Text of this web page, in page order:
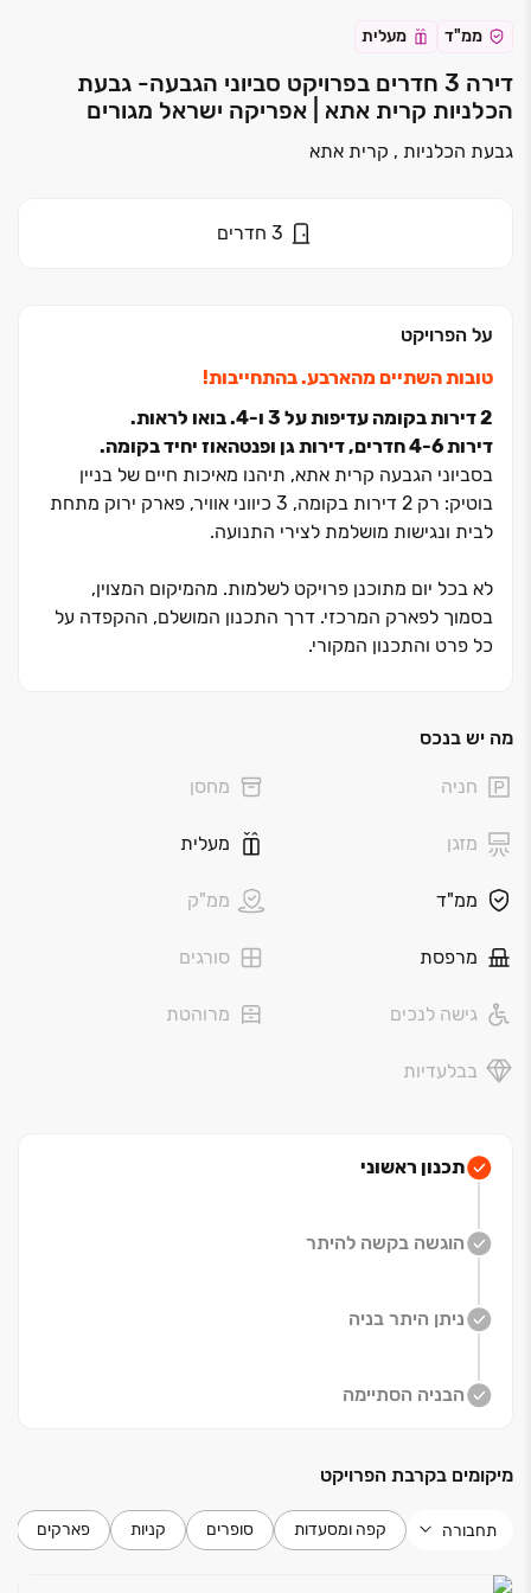
ממ"ד מעלית
דירה 3 חדרים בפרויקט סביוני הגבעה- גבעת
הכלניות קרית אתא | אפריקה ישראל מגורים
גבעת הכלניות , קרית אתא
3 חדרים
על הפרויקט
טובות השתיים מהארבע. בהתחייבות!
2 דירות בקומה עדיפות על ‏3 ו‏-4. בואו לראות.
דירות ‏4-6 חדרים, דירות גן ופנטהאוז יחיד בקומה.
בסביוני הגבעה קרית אתא, תיהנו מאיכות חיים של בניין
בוטיק: רק ‏2 דירות בקומה, ‏3 כיווני אוויר, פארק ירוק מתחת
לבית ונגישות מושלמת לצירי התנועה.
לא בכל יום מתוכנן פרויקט לשלמות. מהמיקום המצוין,
בסמוך לפארק המרכזי. דרך התכנון המושלם, ההקפדה על
כל פרט והתכנון המקורי.
הקריות -סביוני הגבעה בגבעת הכלניות, מבית אפריקה
סביבת מגורים שתוכננה במיוחד למשפחות שמחפשות איכות
שבילים מוצלים, מדשאות רחבות. מתקני משחק.
ועבורכם? זו הזדמנות נדירה ליהנות מכל העולמות - גם
בסביוני הגבעה, החיים מקבלים משמעות חדשה - קהילתית,
איכותית ומלאת השראה.
ופנטהאוזים.
מה יש בנכס
חניה מחסן
מזגן מעלית
ממ"ד ממ"ק
מרפסת סורגים
גישה לנכים מרוהטת
בבלעדיות
תכנון ראשוני
הוגשה בקשה להיתר
ניתן היתר בניה
הבניה הסתיימה
מיקומים בקרבת הפרויקט
תחבורה קפה ומסעדות סופרים קניות פארקים